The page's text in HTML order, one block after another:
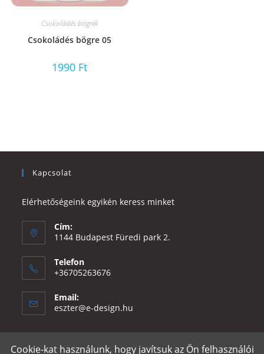
Csokoládés bögrék
Csokoládés bögre 05
1990 Ft
Kapcsolat
Elérhetőségeink egyikén keress minket
Cím:
1144 Budapest Füredi park 2.
Telefon
+36705263676
Email:
eszter@e-design.hu
Cookie-kat használunk, hogy javítsuk az Ön felhasználói